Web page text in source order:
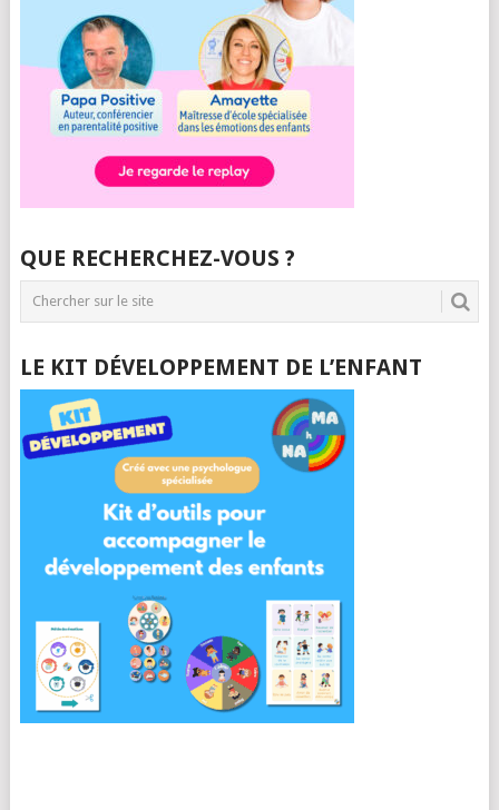
QUE RECHERCHEZ-VOUS ?
LE KIT DÉVELOPPEMENT DE L’ENFANT